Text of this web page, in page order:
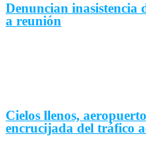
Denuncian inasistencia
a reunión
Cielos llenos,
encrucijada del tráfico